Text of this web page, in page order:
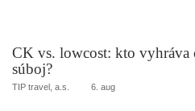
CK vs. lowcost: kto vyhráva
súboj?
TIP travel, a.s. 6. aug